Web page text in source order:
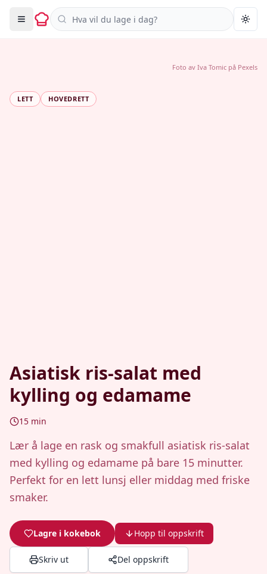
Søk i oppskrifter
LETT HOVEDRETT
Asiatisk ris-salat med
kylling og edamame
15 min
Lær å lage en rask og smakfull asiatisk ris-salat
med kylling og edamame på bare 15 minutter.
Perfekt for en lett lunsj eller middag med friske
smaker.
Lagre i kokebok Hopp til oppskrift
Skriv ut Del oppskrift
Foto av Iva Tomic på Pexels